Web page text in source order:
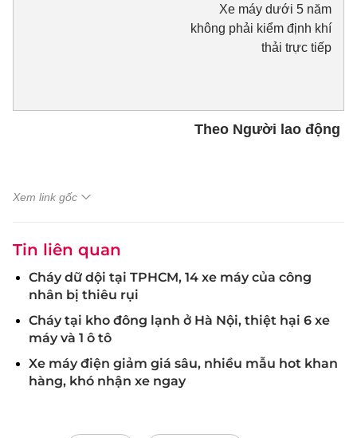
Xe máy dưới 5 năm
không phải kiểm định khí
thải trực tiếp
Theo Người lao động
Xem link gốc
Tin liên quan
Cháy dữ dội tại TPHCM, 14 xe máy của công
nhân bị thiêu rụi
Cháy tại kho đông lạnh ở Hà Nội, thiệt hại 6 xe
máy và 1 ô tô
Xe máy điện giảm giá sâu, nhiều mẫu hot khan
hàng, khó nhận xe ngay